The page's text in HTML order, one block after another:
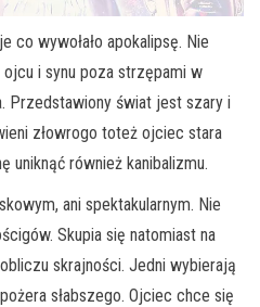
co wywołało apokalipsę. Nie
i synu poza strzępami w
Przedstawiony świat jest szary i
złowrogo toteż ojciec stara
uniknąć również kanibalizmu.
ani spektakularnym. Nie
Skupia się natomiast na
skrajności. Jedni wybierają
słabszego. Ojciec chce się